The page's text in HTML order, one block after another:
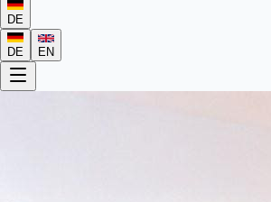
DE
DE EN